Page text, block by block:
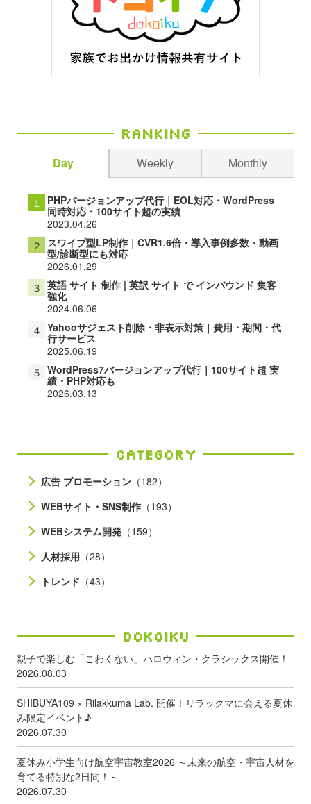
Ranking
Day Weekly Monthly
１
PHPバージョンアップ代行｜EOL対応・WordPress
同時対応・100サイト超の実績
2023.04.26
２
スワイプ型LP制作｜CVR1.6倍・導入事例多数・動画
型/診断型にも対応
2026.01.29
３ 英語 サイト 制作 | 英訳 サイト で インバウンド 集客
強化
2024.06.06
４ Yahooサジェスト削除・非表示対策｜費用・期間・代
行サービス
2025.06.19
５ WordPress7バージョンアップ代行｜100サイト超 実
績・PHP対応も
2026.03.13
Category
広告 プロモーション （182）
WEBサイト・SNS制作 （193）
WEBシステム開発 （159）
人材採用 （28）
トレンド （43）
Dokoiku
親子で楽しむ「こわくない」ハロウィン・クラシックス開催！
2026.08.03
SHIBUYA109 × Rilakkuma Lab. 開催！リラックマに会える夏休
み限定イベント♪
2026.07.30
夏休み小学生向け航空宇宙教室2026 ～未来の航空・宇宙人材を
育てる特別な2日間！～
2026.07.30